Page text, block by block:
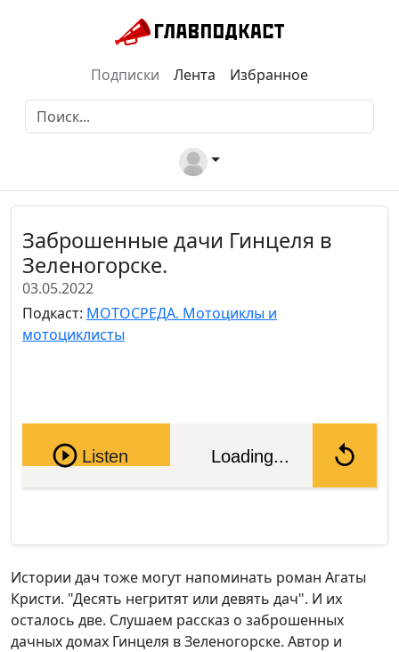
Подписки Лента Избранное
Заброшенные дачи Гинцеля в
Зеленогорске.
03.05.2022
Подкаст: МОТОСРЕДА. Мотоциклы и
мотоциклисты
Pause
Listen Loading...
Истории дач тоже могут напоминать роман Агаты
Кристи. "Десять негритят или девять дач". И их
осталось две. Слушаем рассказ о заброшенных
дачных домах Гинцеля в Зеленогорске. Автор и